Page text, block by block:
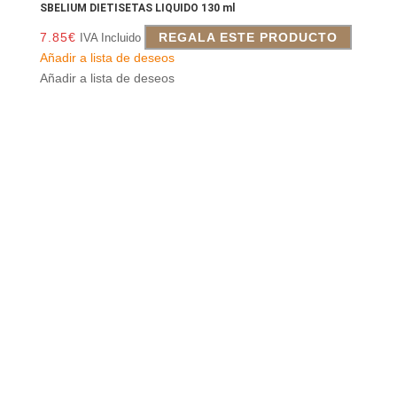
SBELIUM DIETISETAS LIQUIDO 130 ml
7.85€ IVA Incluido
REGALA ESTE PRODUCTO
Añadir a lista de deseos
Añadir a lista de deseos